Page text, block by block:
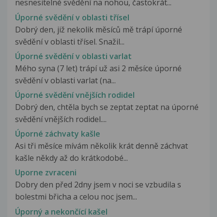
nesnesitelné svědění na nohou, častokrát...
Úporné svědění v oblasti třísel
Dobrý den, již nekolik měsíců mě trápí úporné
svědění v oblasti třísel. Snažil...
Úporné svědění v oblasti varlat
Mého syna (7 let) trápí už asi 2 měsíce úporné
svědění v oblasti varlat (na...
Úporné svědění vnějších rodidel
Dobrý den, chtěla bych se zeptat zeptat na úporné
svědění vnějších rodidel....
Úporné záchvaty kašle
Asi tři měsíce mívám několik krát denně záchvat
kašle někdy až do krátkodobé...
Uporne zvraceni
Dobry den před 2dny jsem v noci se vzbudila s
bolestmi břicha a celou noc jsem...
Úporný a nekončící kašel